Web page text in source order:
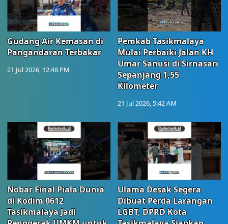
Gudang Air Kemasan di
Pangandaran Terbakar
21 Jul 2026, 12:48 PM
Pemkab Tasikmalaya
Mulai Perbaiki Jalan KH
Umar Sanusi di Sirnasari
Sepanjang 1,55
Kilometer
21 Jul 2026, 5:42 AM
Nobar Final Piala Dunia
di Kodim 0612
Tasikmalaya Jadi
Ulama Desak Segera
Dibuat Perda Larangan
LGBT, DPRD Kota